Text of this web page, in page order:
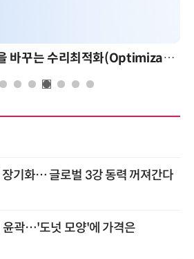
AI 시대의 의사결정을 바꾸는 수리최적화(Optimization): 실제 산업 적용 사례와 활용 전략
기화… 글로벌 3강 동력 꺼져간다
윤곽…'도넛 모양'에 가격은